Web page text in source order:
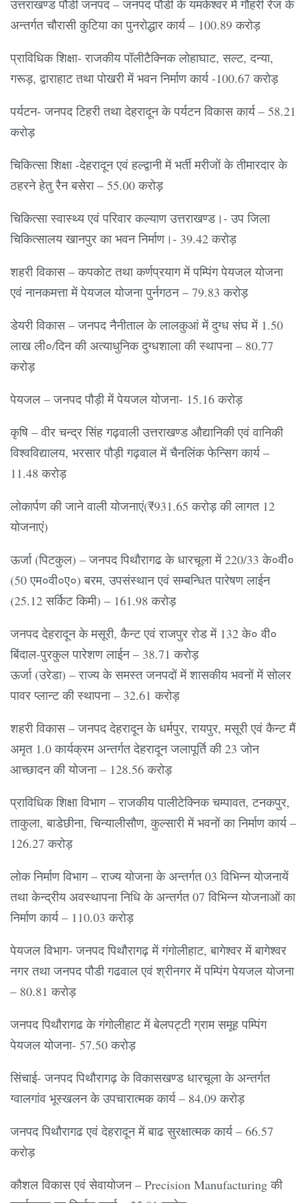
उत्तराखण्ड पौडी जनपद – जनपद पौडी के यमकेश्वर में गौहरी रेंज के
अन्तर्गत चौरासी कुटिया का पुनरोद्धार कार्य – 100.89 करोड़
प्राविधिक शिक्षा- राजकीय पॉलीटैक्निक लोहाघाट, सल्ट, दन्या,
गरूड़, द्वाराहाट तथा पोखरी में भवन निर्माण कार्य -100.67 करोड़
पर्यटन- जनपद टिहरी तथा देहरादून के पर्यटन विकास कार्य – 58.21
करोड़
चिकित्सा शिक्षा -देहरादून एवं हल्द्वानी में भर्ती मरीजों के तीमारदार के
ठहरने हेतु रैन बसेरा – 55.00 करोड़
चिकित्सा स्वास्थ्य एवं परिवार कल्याण उत्तराखण्ड।- उप जिला
चिकित्सालय खानपुर का भवन निर्माण।- 39.42 करोड़
शहरी विकास – कपकोट तथा कर्णप्रयाग में पम्पिंग पेयजल योजना
एवं नानकमत्ता में पेयजल योजना पुर्नगठन – 79.83 करोड़
डेयरी विकास – जनपद नैनीताल के लालकुआं में दुग्ध संघ में 1.50
लाख ली०/दिन की अत्याधुनिक दुग्धशाला की स्थापना – 80.77
करोड़
पेयजल – जनपद पौड़ी में पेयजल योजना- 15.16 करोड़
कृषि – वीर चन्द्र सिंह गढ़वाली उत्तराखण्ड औद्यानिकी एवं वानिकी
विश्वविद्यालय, भरसार पौड़ी गढ़वाल में चैनलिंक फेन्सिग कार्य –
11.48 करोड़
लोकार्पण की जाने वाली योजनाएं(₹931.65 करोड़ की लागत 12
योजनाएं)
ऊर्जा (पिटकुल) – जनपद पिथौरागढ के धारचूला में 220/33 के०वी०
(50 एम०वी०ए०) बरम, उपसंस्थान एवं सम्बन्धित पारेषण लाईन
(25.12 सर्किट किमी) – 161.98 करोड़
जनपद देहरादून के मसूरी, कैन्ट एवं राजपुर रोड में 132 के० वी०
बिंदाल-पुरकुल पारेशण लाईन – 38.71 करोड़
ऊर्जा (उरेडा) – राज्य के समस्त जनपदों में शासकीय भवनों में सोलर
पावर प्लान्ट की स्थापना – 32.61 करोड़
शहरी विकास – जनपद देहरादून के धर्मपुर, रायपुर, मसूरी एवं कैन्ट मैं
अमृत 1.0 कार्यक्रम अन्तर्गत देहरादून जलापूर्ति की 23 जोन
आच्छादन की योजना – 128.56 करोड़
प्राविधिक शिक्षा विभाग – राजकीय पालीटेक्निक चम्पावत, टनकपुर,
ताकुला, बाडेछीना, चिन्यालीसौण, कुल्सारी में भवनों का निर्माण कार्य –
126.27 करोड़
लोक निर्माण विभाग – राज्य योजना के अन्तर्गत 03 विभिन्न योजनायें
तथा केन्द्रीय अवस्थापना निधि के अन्तर्गत 07 विभिन्न योजनाओं का
निर्माण कार्य – 110.03 करोड़
पेयजल विभाग- जनपद पिथौरागढ़ में गंगोलीहाट, बागेश्वर में बागेश्वर
नगर तथा जनपद पौडी गढवाल एवं श्रीनगर में पम्पिंग पेयजल योजना
– 80.81 करोड़
जनपद पिथौरागढ के गंगोलीहाट में बेलपट्टी ग्राम समूह पम्पिंग
पेयजल योजना- 57.50 करोड़
सिंचाई- जनपद पिथौरागढ़ के विकासखण्ड धारचूला के अन्तर्गत
ग्वालगांव भूस्खलन के उपचारात्मक कार्य – 84.09 करोड़
जनपद पिथौरागढ एवं देहरादून में बाढ सुरक्षात्मक कार्य – 66.57
करोड़
कौशल विकास एवं सेवायोजन – Precision Manufacturing की